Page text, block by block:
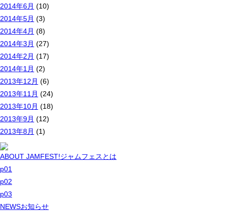
2014年6月 (10)
2014年5月 (3)
2014年4月 (8)
2014年3月 (27)
2014年2月 (17)
2014年1月 (2)
2013年12月 (6)
2013年11月 (24)
2013年10月 (18)
2013年9月 (12)
2013年8月 (1)
ABOUT JAMFEST!ジャムフェスとは
p01
p02
p03
NEWSお知らせ